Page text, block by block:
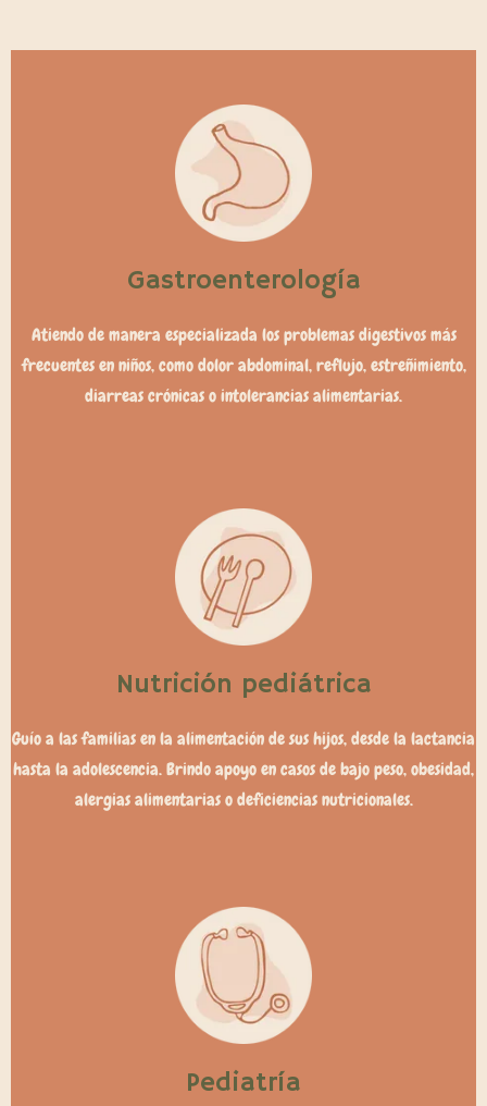
Gastroenterología
Atiendo de manera especializada los problemas digestivos más
frecuentes en niños, como dolor abdominal, reflujo, estreñimiento,
diarreas crónicas o intolerancias alimentarias.
Nutrición pediátrica
Guío a las familias en la alimentación de sus hijos, desde la lactancia
hasta la adolescencia. Brindo apoyo en casos de bajo peso, obesidad,
alergias alimentarias o deficiencias nutricionales.
Pediatría